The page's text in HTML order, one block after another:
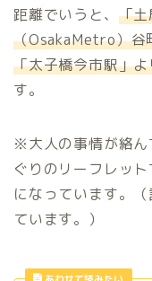
距離でいうと、 「
（OsakaMetro）谷
「太子橋今市駅」
す。
※大人の事情が絡ん
ぐりのリーフレッ
になっています。
ています。）